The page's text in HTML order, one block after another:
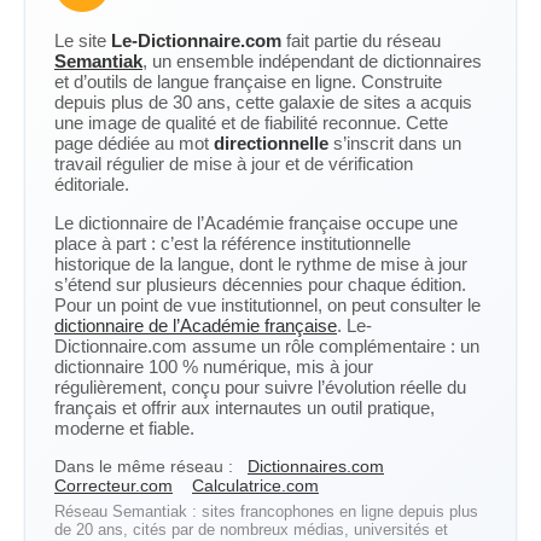
Le site Le-Dictionnaire.com fait partie du réseau
Semantiak, un ensemble indépendant de dictionnaires
et d’outils de langue française en ligne. Construite
depuis plus de 30 ans, cette galaxie de sites a acquis
une image de qualité et de fiabilité reconnue. Cette
page dédiée au mot directionnelle s’inscrit dans un
travail régulier de mise à jour et de vérification
éditoriale.
Le dictionnaire de l’Académie française occupe une
place à part : c’est la référence institutionnelle
historique de la langue, dont le rythme de mise à jour
s’étend sur plusieurs décennies pour chaque édition.
Pour un point de vue institutionnel, on peut consulter le
dictionnaire de l’Académie française. Le-
Dictionnaire.com assume un rôle complémentaire : un
dictionnaire 100 % numérique, mis à jour
régulièrement, conçu pour suivre l’évolution réelle du
français et offrir aux internautes un outil pratique,
moderne et fiable.
Dans le même réseau :
Dictionnaires.com
Correcteur.com
Calculatrice.com
Réseau Semantiak : sites francophones en ligne depuis plus
de 20 ans, cités par de nombreux médias, universités et